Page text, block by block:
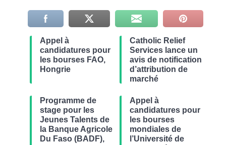
Appel à
candidatures pour
les bourses FAO,
Hongrie
Catholic Relief
Services lance un
avis de notification
d’attribution de
marché
Programme de
stage pour les
Jeunes Talents de
la Banque Agricole
Du Faso (BADF),
Appel à
candidatures pour
les bourses
mondiales de
l’Université de